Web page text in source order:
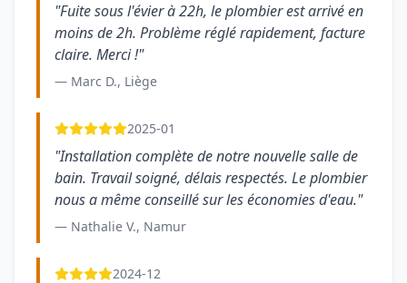
"Fuite sous l'évier à 22h, le plombier est arrivé en
moins de 2h. Problème réglé rapidement, facture
claire. Merci !"
— Marc D., Liège
2025-01
"Installation complète de notre nouvelle salle de
bain. Travail soigné, délais respectés. Le plombier
nous a même conseillé sur les économies d'eau."
— Nathalie V., Namur
2024-12